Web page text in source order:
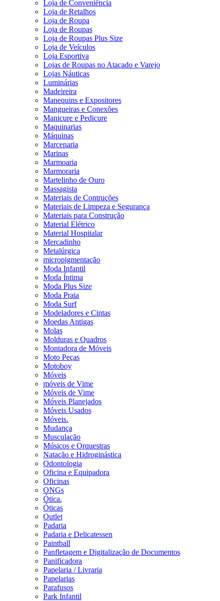
Loja de Conveniência
Loja de Retalhos
Loja de Roupa
Loja de Roupas
Loja de Roupas Plus Size
Loja de Veículos
Loja Esportiva
Lojas de Roupas no Atacado e Varejo
Lojas Náuticas
Luminárias
Madeireira
Manequins e Expositores
Mangueiras e Conexões
Manicure e Pedicure
Maquinarias
Máquinas
Marcenaria
Marinas
Marmoaria
Marmoraria
Martelinho de Ouro
Massagista
Materiais de Contruções
Materiais de Limpeza e Segurança
Materiais para Construção
Material Elétrico
Material Hospitalar
Mercadinho
Metalúrgica
micropigmentação
Moda Infantil
Moda Íntima
Moda Plus Size
Moda Praia
Moda Surf
Modeladores e Cintas
Moedas Antigas
Molas
Molduras e Quadros
Montadora de Móveis
Moto Peças
Motoboy
Móveis
móveis de Vime
Móveis de Vime
Móveis Planejados
Móveis Usados
Móveis.
Mudança
Musculação
Músicos e Orquestras
Natação e Hidroginástica
Odontologia
Oficina e Equipadora
Oficinas
ONGs
Ótica.
Óticas
Outlet
Padaria
Padaria e Delicatessen
Paintball
Panfletagem e Digitalização de Documentos
Panificadora
Papelaria / Livraria
Papelarias
Parafusos
Park Infantil